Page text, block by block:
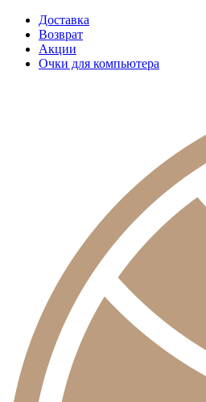
Доставка
Возврат
Акции
Очки для компьютера